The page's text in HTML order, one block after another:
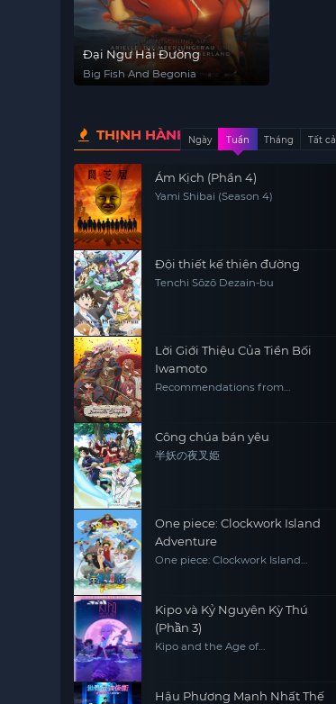
Đại Ngư Hải Đường
Big Fish And Begonia
THỊNH HÀNHNgày Tuần Tháng Tất cả
Ám Kịch (Phần 4)
Yami Shibai (Season 4)
Đội thiết kế thiên đường
Tenchi Sōzō Dezain-bu
Lời Giới Thiệu Của Tiền Bối
Iwamoto
Recommendations from
Công chúa bán yêu
半妖の夜叉姫
One piece: Clockwork Island
Adventure
One piece: Clockwork Island
Kipo và Kỷ Nguyên Kỳ Thú
(Phần 3)
Kipo and the Age of
Hậu Phương Mạnh Nhất Thế